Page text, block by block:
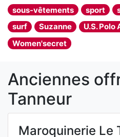
sous-vêtements sport
surf
Suzanne U.S. Polo
Women'secret
Anciennes
Tanneur
Maroquinerie Le